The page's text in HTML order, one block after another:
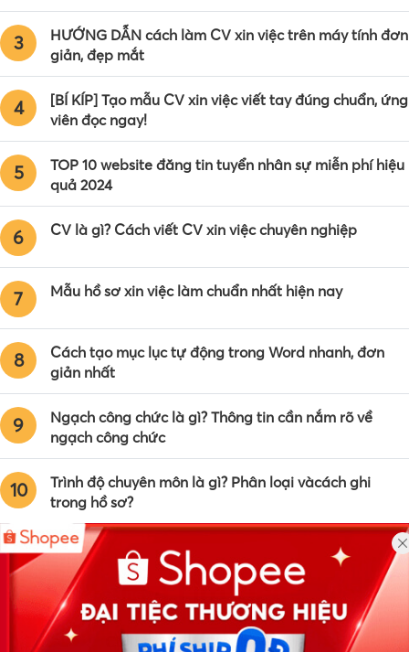
3
HƯỚNG DẪN cách làm CV xin việc trên máy tính đơn
giản, đẹp mắt
4
[BÍ KÍP] Tạo mẫu CV xin việc viết tay đúng chuẩn, ứng
viên đọc ngay!
5
TOP 10 website đăng tin tuyển nhân sự miễn phí hiệu
quả 2024
6 CV là gì? Cách viết CV xin việc chuyên nghiệp
7 Mẫu hồ sơ xin việc làm chuẩn nhất hiện nay
8
Cách tạo mục lục tự động trong Word nhanh, đơn
giản nhất
9
Ngạch công chức là gì? Thông tin cần nắm rõ về
ngạch công chức
10
Trình độ chuyên môn là gì? Phân loại vàcách ghi
trong hồ sơ?
Công ty TNHH Eyeplus Online